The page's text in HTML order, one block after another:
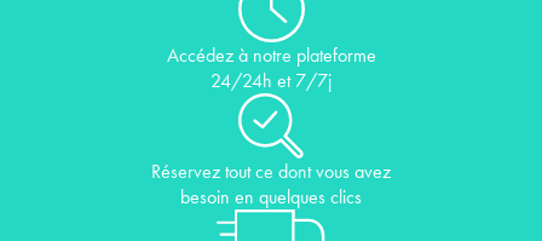
Accédez à notre plateforme
24/24h et 7/7j
Réservez tout ce dont vous avez
besoin en quelques clics